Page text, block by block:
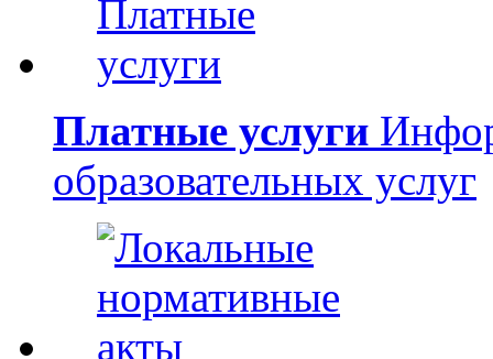
Платные услуги
образовательных услуг